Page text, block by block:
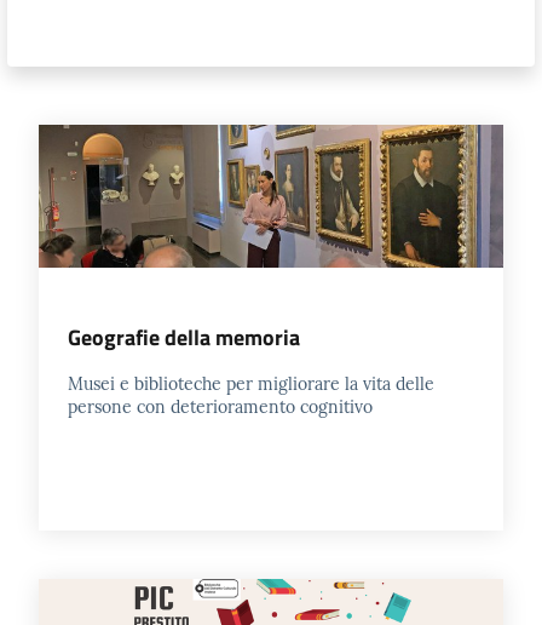
Casa
Piani
Menu selezionato
Archivio
Decentrate
Patto
Geografie della memoria
Musei e biblioteche per migliorare la vita delle
persone con deterioramento cognitivo